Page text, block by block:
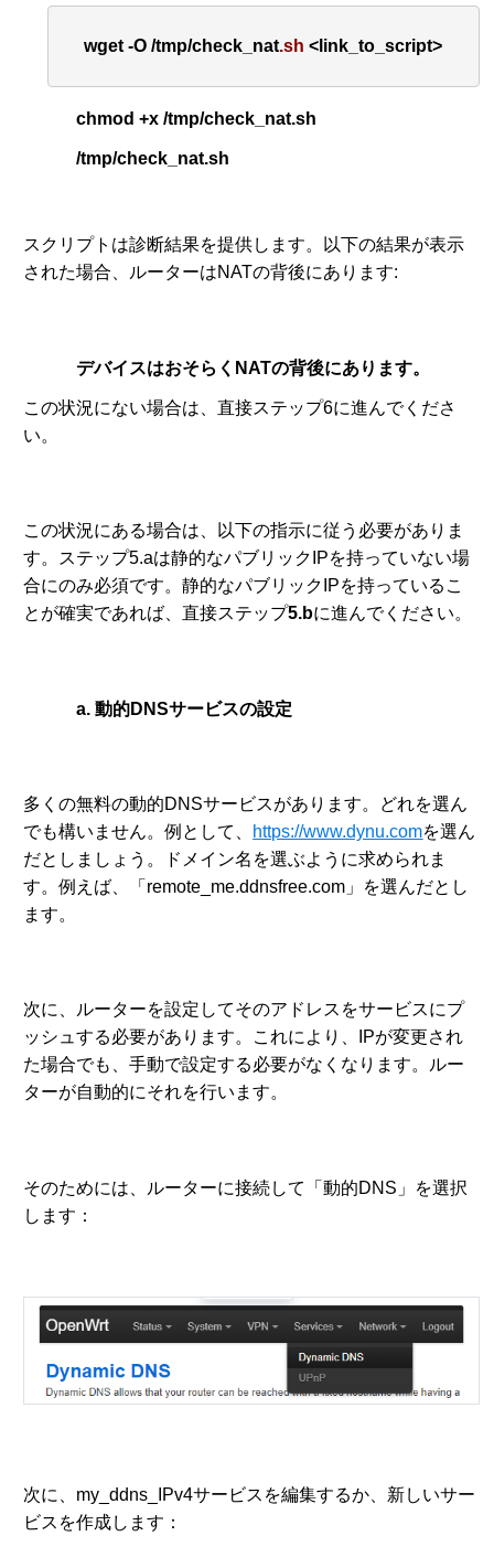
wget -O /tmp/check_nat.sh < link_to_script>
chmod +x /tmp/check_nat.sh
/tmp/check_nat.sh
スクリプトは診断結果を提供します。以下の結果が表示
された場合、ルーターはNATの背後にあります:
デバイスはおそらくNATの背後にあります。
この状況にない場合は、直接ステップ6に進んでくださ
い。
この状況にある場合は、以下の指示に従う必要がありま
す。ステップ5.aは静的なパブリックIPを持っていない場
合にのみ必須です。静的なパブリックIPを持っているこ
とが確実であれば、直接ステップ5.bに進んでください。
a. 動的DNSサービスの設定
多くの無料の動的DNSサービスがあります。どれを選ん
でも構いません。例として、 https://www.dynu.comを選ん
だとしましょう。ドメイン名を選ぶように求められま
す。例えば、「remote_me.ddnsfree.com」を選んだとし
ます。
次に、ルーターを設定してそのアドレスをサービスにプ
ッシュする必要があります。これにより、IPが変更され
た場合でも、手動で設定する必要がなくなります。ルー
ターが自動的にそれを行います。
そのためには、ルーターに接続して「動的DNS」を選択
します：
次に、my_ddns_IPv4サービスを編集するか、新しいサー
ビスを作成します：